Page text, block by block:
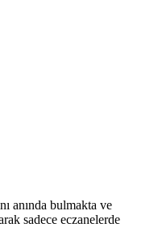
anında bulmakta ve
sadece eczanelerde